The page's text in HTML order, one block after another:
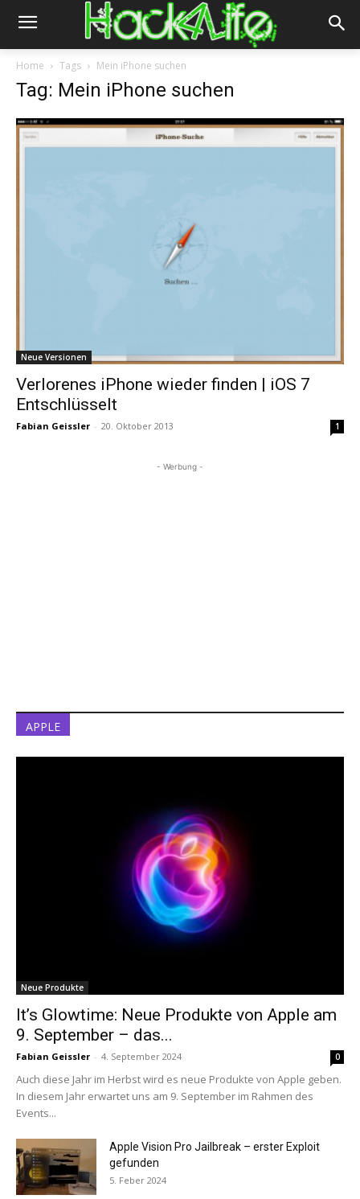
Home Tags Mein iPhone suchen
Tag: Mein iPhone suchen
Neue Versionen
Verlorenes iPhone wieder finden | iOS 7
Entschlüsselt
Fabian Geissler - 20. Oktober 2013 1
- Werbung -
APPLE
Neue Produkte
It’s Glowtime: Neue Produkte von Apple am
9. September – das...
Fabian Geissler - 4. September 2024 0
Auch diese Jahr im Herbst wird es neue Produkte von Apple geben.
In diesem Jahr erwartet uns am 9. September im Rahmen des
Events...
Apple Vision Pro Jailbreak – erster Exploit
gefunden
5. Feber 2024